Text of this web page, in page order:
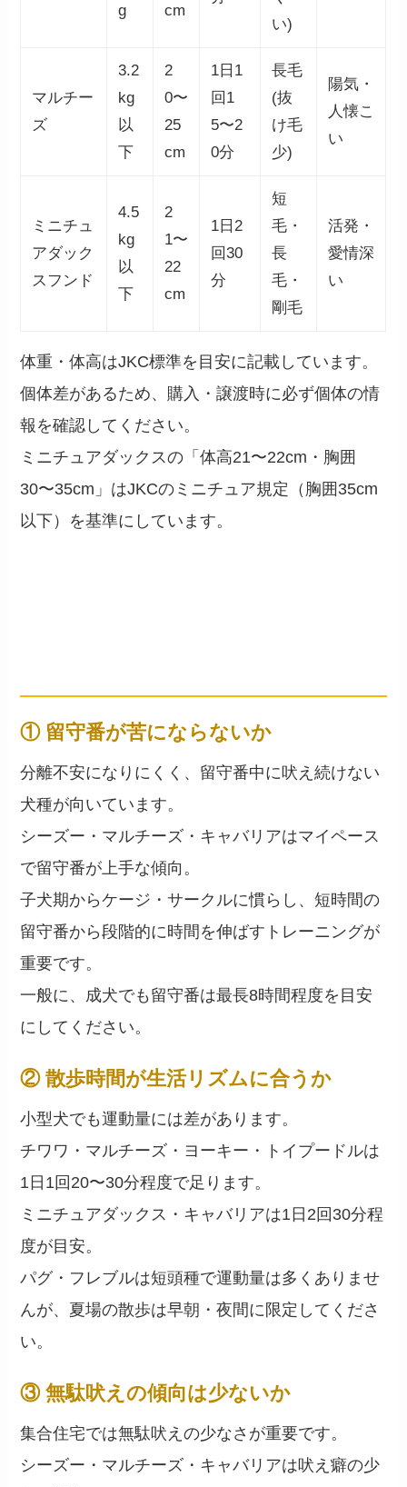
g cm
い)
マルチー
ズ
3.2
kg
以
下
2
0〜
25
cm
1日1
回1
5〜2
0分
長毛
(抜
け毛
少)
陽気・
人懐こ
い
ミニチュ
アダック
スフンド
4.5
kg
以
下
2
1〜
22
cm
1日2
回30
分
短
毛・
長
毛・
剛毛
活発・
愛情深
い
体重・体高はJKC標準を目安に記載しています。
個体差があるため、購入・譲渡時に必ず個体の情
報を確認してください。
ミニチュアダックスの「体高21〜22cm・胸囲
30〜35cm」はJKCのミニチュア規定（胸囲35cm
以下）を基準にしています。
① 留守番が苦にならないか
分離不安になりにくく、留守番中に吠え続けない
犬種が向いています。
シーズー・マルチーズ・キャバリアはマイペース
で留守番が上手な傾向。
子犬期からケージ・サークルに慣らし、短時間の
留守番から段階的に時間を伸ばすトレーニングが
重要です。
一般に、成犬でも留守番は最長8時間程度を目安
にしてください。
② 散歩時間が生活リズムに合うか
小型犬でも運動量には差があります。
チワワ・マルチーズ・ヨーキー・トイプードルは
1日1回20〜30分程度で足ります。
ミニチュアダックス・キャバリアは1日2回30分程
度が目安。
パグ・フレブルは短頭種で運動量は多くありませ
んが、夏場の散歩は早朝・夜間に限定してくださ
い。
③ 無駄吠えの傾向は少ないか
集合住宅では無駄吠えの少なさが重要です。
シーズー・マルチーズ・キャバリアは吠え癖の少